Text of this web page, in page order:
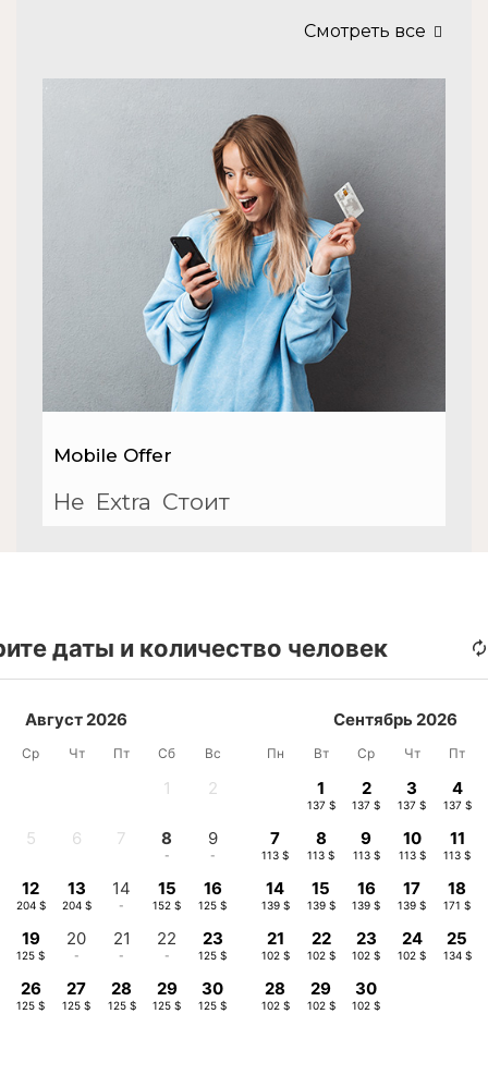
Смотреть все
Mobile Offer
Не Extra Стоит
даты и количество человек
Август 2026
Ср Чт Пт Сб Вс
1 2
5 6 7 8
-
9
-
12
204 $
13
204 $
14
-
15
152 $
16
125 $
19
125 $
20
-
21
-
22
-
23
125 $
26
125 $
27
125 $
28
125 $
29
125 $
30
125 $
Сентябрь 2026
Пн Вт Ср Чт Пт
1
137 $
2
137 $
3
137 $
4
137 $
7
113 $
8
113 $
9
113 $
10
113 $
11
113 $
14
139 $
15
139 $
16
139 $
17
139 $
18
171 $
21
102 $
22
102 $
23
102 $
24
102 $
25
134 $
28
102 $
29
102 $
30
102 $